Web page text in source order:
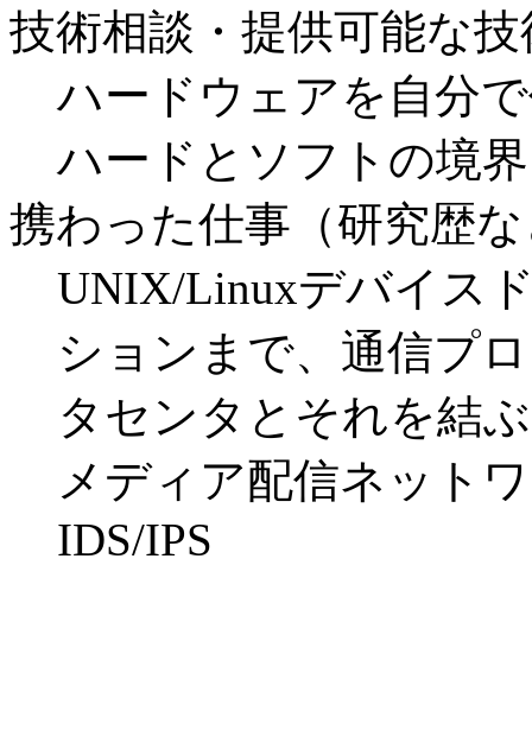
技術相談・提供可能な
ハードウェアを自分
ハードとソフトの境
携わった仕事（研究歴
UNIX/Linuxデバイス
ションまで、通信プ
タセンタとそれを結
メディア配信ネット
IDS/IPS